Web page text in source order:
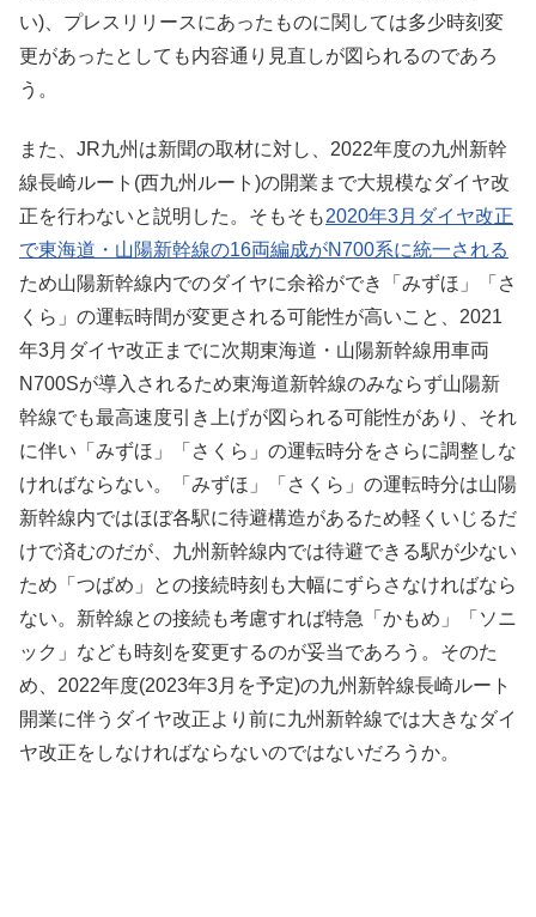
い)、プレスリリースにあったものに関しては多少時刻変
更があったとしても内容通り見直しが図られるのであろ
う。
また、JR九州は新聞の取材に対し、2022年度の九州新幹
線長崎ルート(西九州ルート)の開業まで大規模なダイヤ改
正を行わないと説明した。そもそも2020年3月ダイヤ改正
で東海道・山陽新幹線の16両編成がN700系に統一される
ため山陽新幹線内でのダイヤに余裕ができ「みずほ」「さ
くら」の運転時間が変更される可能性が高いこと、2021
年3月ダイヤ改正までに次期東海道・山陽新幹線用車両
N700Sが導入されるため東海道新幹線のみならず山陽新
幹線でも最高速度引き上げが図られる可能性があり、それ
に伴い「みずほ」「さくら」の運転時分をさらに調整しな
ければならない。「みずほ」「さくら」の運転時分は山陽
新幹線内ではほぼ各駅に待避構造があるため軽くいじるだ
けで済むのだが、九州新幹線内では待避できる駅が少ない
ため「つばめ」との接続時刻も大幅にずらさなければなら
ない。新幹線との接続も考慮すれば特急「かもめ」「ソニ
ック」なども時刻を変更するのが妥当であろう。そのた
め、2022年度(2023年3月を予定)の九州新幹線長崎ルート
開業に伴うダイヤ改正より前に九州新幹線では大きなダイ
ヤ改正をしなければならないのではないだろうか。